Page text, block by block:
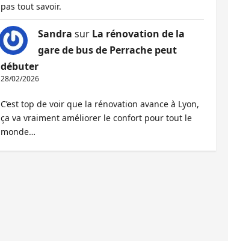
pas tout savoir.
Sandra sur La rénovation de la
gare de bus de Perrache peut
débuter
28/02/2026
C’est top de voir que la rénovation avance à Lyon,
ça va vraiment améliorer le confort pour tout le
monde…